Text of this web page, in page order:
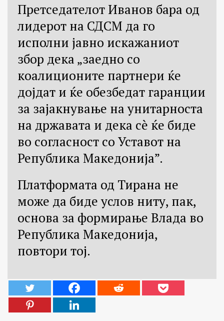
Претседателот Иванов бара од
лидерот на СДСМ да го
исполни јавно искажаниот
збор дека „заедно со
коалиционите партнери ќе
дојдат и ќе обезбедат гаранции
за зајакнување на унитарноста
на државата и дека сè ќе биде
во согласност со Уставот на
Република Македонија”.
Платформата од Тирана не
може да биде услов ниту, пак,
основа за формирање Влада во
Република Македонија,
повтори тој.